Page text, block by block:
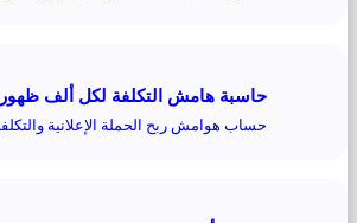
حاسبة هامش التكلفة لكل ألف ظهور
حساب هوامش ربح الحملة الإعلانية